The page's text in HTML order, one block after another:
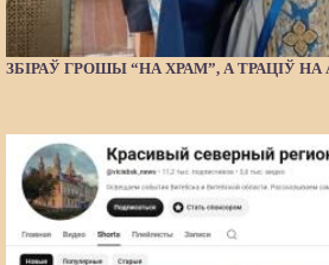
ЗБІРАЎ ГРОШЫ “НА ХРАМ”, А ТРАЦІЎ